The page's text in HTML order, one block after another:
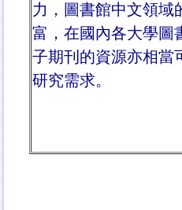
力，圖書館中文領域
富，在國內各大學圖
子期刊的資源亦相當
研究需求。